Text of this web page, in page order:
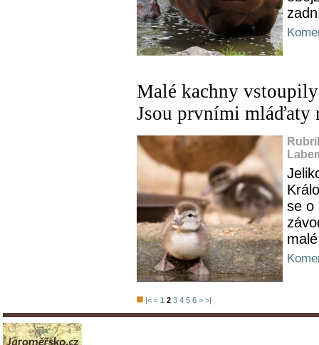
Malé kachny
Jsou prvními mláďaty
se o
|< < 1 2 3 4 5 6 > >|